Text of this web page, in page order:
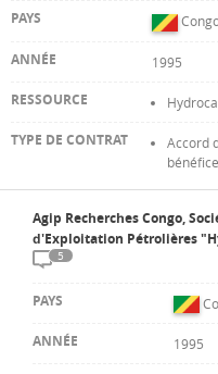
1995
Accord
Agip Recherches Congo,
d'Exploitation Pétrolières
5
1995